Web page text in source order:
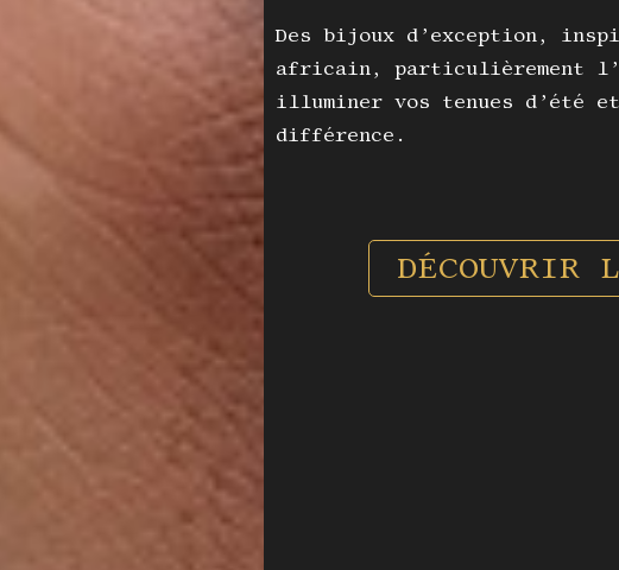
Des bijoux d’exception,
africain, particulièrement
illuminer vos tenues d’été
différence.
DÉCOUVRIR